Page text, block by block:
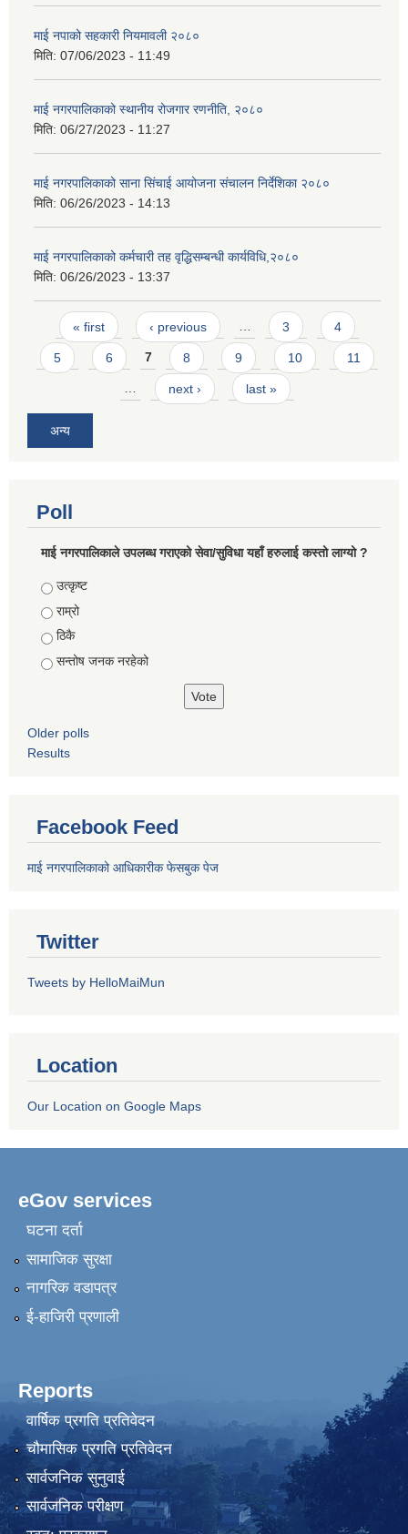
माई नपाको सहकारी नियमावली २०८०
मिति: 07/06/2023 - 11:49
माई नगरपालिकाको स्थानीय रोजगार रणनीति, २०८०
मिति: 06/27/2023 - 11:27
माई नगरपालिकाको साना सिंचाई आयोजना संचालन निर्देशिका २०८०
मिति: 06/26/2023 - 14:13
माई नगरपालिकाको कर्मचारी तह वृद्धिसम्बन्धी कार्यविधि,२०८०
मिति: 06/26/2023 - 13:37
Pages
« first ‹ previous … 3 4
5 6 7 8 9 10 11
… next › last »
अन्य
Poll
माई नगरपालिकाले उपलब्ध गराएको सेवा/सुविधा यहाँ हरुलाई कस्तो लाग्यो ?
Choices
उत्कृष्ट
राम्रो
ठिकै
सन्तोष जनक नरहेको
Older polls
Results
Facebook Feed
माई नगरपालिकाको आधिकारीक फेसबुक पेज
Twitter
Tweets by HelloMaiMun
Location
Our Location on Google Maps
eGov services
घटना दर्ता
सामाजिक सुरक्षा
नागरिक वडापत्र
ई-हाजिरी प्रणाली
Reports
वार्षिक प्रगति प्रतिवेदन
चौमासिक प्रगति प्रतिवेदन
सार्वजनिक सुनुवाई
सार्वजनिक परीक्षण